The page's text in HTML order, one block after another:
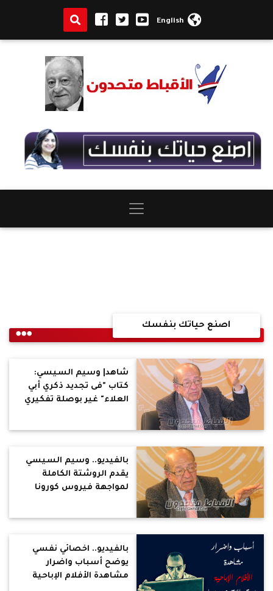
English
اصنع حياتك بنفسك
شاهد| وسيم السيسي:
كتاب "فى تجديد ذكري أبي
العلاء" غير بوصلة تفكيري
بالفيديو.. وسيم السيسي
يقدم الروشتة الكاملة
لمواجهة فيروس كورونا
بالفيديو.. اخصائي نفسي
يوضح أسباب واضرار
مشاهدة الأفلام الإباحية